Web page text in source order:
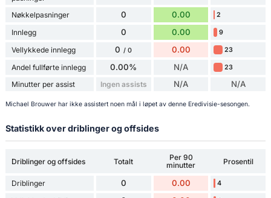
Nøkkelpasninger 0 0.00 2
Innlegg 0 0.00 9
Vellykkede innlegg 0 / 0 0.00 23
Andel fullførte innlegg 0.00% N/A 23
Minutter per assist Ingen assists N/A N/A
Michael Brouwer har ikke assistert noen mål i løpet av denne Eredivisie-sesongen.
Statistikk over driblinger og offsides
Driblinger og offsides Totalt
Per 90
minutter
Prosentil
Driblinger 0 0.00 4